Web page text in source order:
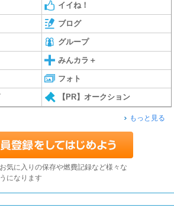
イイね！
ブログ
グループ
みんカラ＋
フォト
【PR】オークション
もっと見る
気に入りの保存や燃費記録など様々な
になります